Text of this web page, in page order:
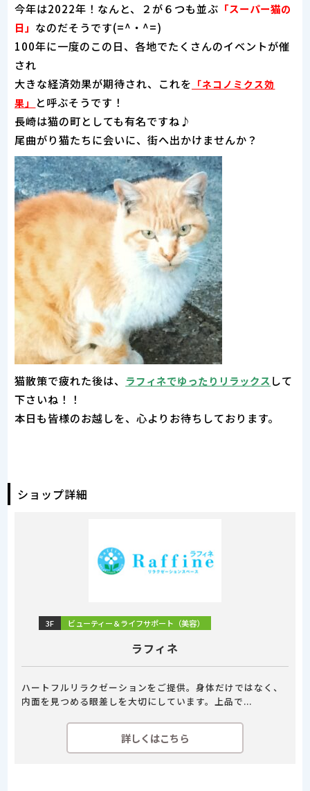
今年は2022年！なんと、２が６つも並ぶ 「スーパー猫の
日」 なのだそうです(=^・^=)
100年に一度のこの日、各地でたくさんのイベントが催
され
大きな経済効果が期待され、これを 「ネコノミクス効
果」
と呼ぶそうです！
長崎は猫の町としても有名ですね♪
尾曲がり猫たちに会いに、街へ出かけませんか？
猫散策で疲れた後は、 ラフィネでゆったりリラックス して
下さいね！！
本日も皆様のお越しを、心よりお待ちしております。
ショップ詳細
3F ビューティー＆ライフサポート（美容）
ラフィネ
ハートフルリラクゼーションをご提供。身体だけではなく、
内面を見つめる眼差しを大切にしています。上品で...
詳しくはこちら